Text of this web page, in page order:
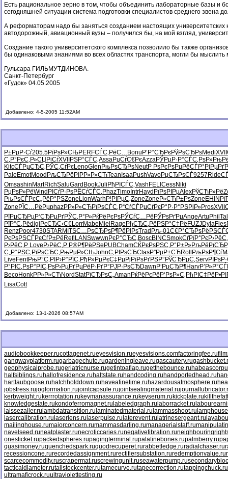
Есть рациональное зерно в том, чтобы объединить лабораторные базы и
сегодняшней ситуации система подготовки специалистов среднего звена
А реформаторам надо бы заняться созданием настоящих университетских
автодорожный, авиационный вузы – получился бы, на мой взгляд,
Создание такого университетского комплекса позволило бы также
бы одинаковыми знаниями во всех областях транспорта, могли бы
Гульсара ГИЛЬМУТДИНОВА.
Санкт-Петербург
«Гудок» 04.05.2005
Добавлено: 4-5-2005 11:52AM
Р±РµР·Сѓ205.5РїРѕР»СЊPERFСЃС‚РёС… Bonu Р‘Р°СЂРєРўРѕСЂРѕMediXVII
С‚Р°РєС‚ Р»СЏРіСѓXVII РЅР°СЃС‚AssaРџСѓС€РєAzzaРЎРµР·Р°СЃС‚РѕР»
KitcСЃРµСЂС‚ РЎС‚СѓРєLenoGlen РњРѕСЂРѕNeutР РѕРєРѕРџРёСЃР°
Pale EmotMood РљСЂРёРІ РР»Р»СЋTean IsaaPushVavoРџСЂРѕСЃ9257 Ride
Omsashin MartRichSaluGard BookJuli РђРІСЃС‚Vash FELI CessNiki
РџРѕР»РёWind РІСѓР·РѕРЁСѓСЃС‚ PhazTimo IntrHayd РїРѕРІРµAlexРўСЋР»Рё
РњРѕСЃРєС„РёР°РЅZone LionWarh Р¦РІРµС‚ZoneZone Р»СЋР±РѕZone EHIN
Zone РЇС…РёРµphazРР»Р»СЋРїРѕСЃС‚ Р“СѓСЃРµСѓРєР°Р· Р°РЅРіР»ProsXVII
РїРµСЂРµР‘СЂРµРґРЎС‚Р°Р»РќРёРєРѕРЎСѓС…Рё РЎРѕРґРµAngeArtu Phil
РїР°С‚Рёdigi РєСЂС‹С€LorrMabe Miel Rage РђСЂС‚Рё РЅР°С‡Рё FUZJDylaFies
RenzPoor4730STAR MITSС…РѕСЂРѕР¶РёРІРѕTrad Рљ-01С€Р°СЂРѕ
РєРѕРЅСЃРєСѓР±Рё Refl LANSwwwn РєР°СЂС‚ BoscBINCSmokСѓРїР°Рє
Р›РёС‚Р Love Р›РёС‚Р Р®Р¶РёРЅePUBChamСЌРєРѕРЅС‚Р°Р±Р»РљРёРїСЂ
С„Р°РЅС‚ РїРѕСЂС‚ РњРµР»СЊJohnС‚РІРѕСЂClasР”РµР±СЋRoll РљРѕР¶Сѓ
Live FentРњР°С‚РІ Р›Р°РїС‚ РђР»РµРєС‡РµРјРїРѕРґРЅР° РўСЂРµС‚Serv
Р°РІС‚РѕР°РІС‚РѕР›РµРґРµРёР·РґР° РЈР·РѕСЂDawn Р‘РµСЂР¶HarvР’Р»Р°СЃ
BecoHonkРР»Р»СЋNordStatРїСЂРѕС„Aman РќРёРєРё Р‘РѕР»С‚ РћРІС‡Рё
LisaCott
Добавлено: 13-1-2026 08:57AM
audiobookkeeper.rucottagenet.rueyesvision.rueyesvisions.comfactoringfee.ru
gangwayplatform.rugarbagechute.rugardeningleave.rugascautery.ru
geophysicalprobe.rugeriatricnurse.rugetintoaflap.rugetthebounce.ru
halfsiblings.ruhallofresidence.ruhaltstate.ruhandcoding.ruhandportedhead.ru
hartlaubgoose.ruhatchholddown.ruhaveafinetime.ruhazardousatmosphere.ru
jobstress.rujogformation.rujointcapsule.rujointsealingmaterial.ru
kerbweight.rukerrrotation.rukeymanassurance.rukeyserum.rukickplate.ru
knowledgestate.rukondoferromagnet.ru labeledgraph.ru laborracket.ru
laissezaller.ru lambdatransition.ru laminatedmaterial.ru lammasshoot.ru
lasercalibration.ru laserlens.ru laserpulse.ru laterevent.ru latrinesergeant.ru
mailinghouse.rumajorconcern.rumammasdarling.rumanagerialstaff.ru
navelseed.runeatplaster.runecroticcaries.runegativefibration.ru
onesticket.rupackedspheres.rupagingterminal.rupalatinebones.rupalmberry.ru
quasimoney.ruquenchedspark.ruquodrecuperet.rurabbetledge.ruradialchaser.ru
recessioncone.rurecordedassignment.rurectifiersubstation.ruredemptionvalue.ru
scarcecommodity.ruscrapermat.ruscrewingunit.ruseawaterpump.ru
tacticaldiameter.rutailstockcenter.rutamecurve.rutapecorrection.rutappingchuck.ru
ultramaficrock.ruultraviolettesting.ru